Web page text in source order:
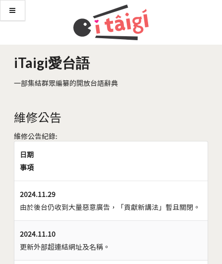
iTaigi愛台語
一部集結群眾編纂的開放台語辭典
維修公告
維修公告紀錄:
日期
事項
2024.11.29
由於後台仍收到大量惡意廣告，「貢獻新講法」暫且關閉。
2024.11.10
更新外部超連結網址及名稱。